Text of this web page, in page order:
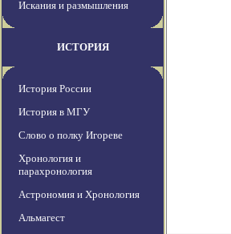
Искания и размышления
ИСТОРИЯ
История России
История в МГУ
Слово о полку Игореве
Хронология и
парахронология
Астрономия и Хронология
Альмагест